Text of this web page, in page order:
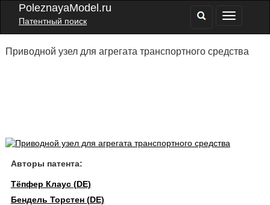
PoleznayaModel.ru
Патентный поиск
Приводной узел для агрегата транспортного средства
Авторы патента:
Тёпфер Клаус (DE)
Бендель Торстен (DE)